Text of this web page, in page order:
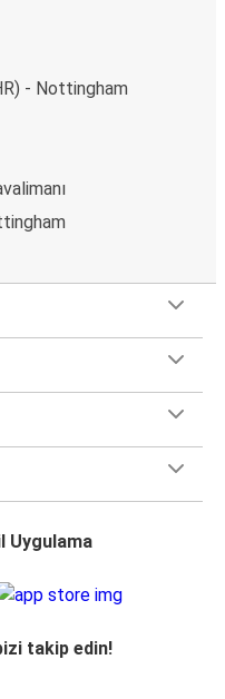
- Nottingham
Uygulama
takip edin!